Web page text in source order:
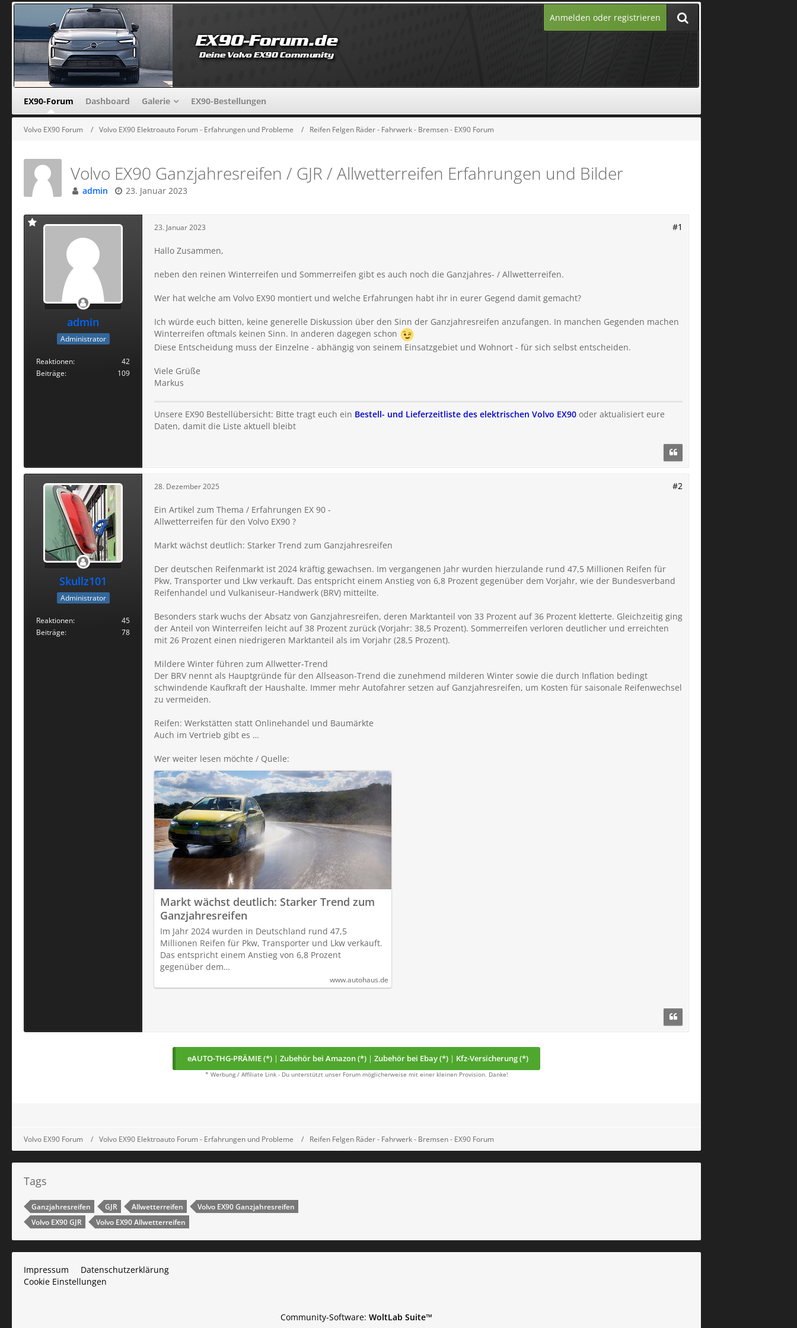
Anmelden oder registrieren
EX90-Forum Dashboard Galerie EX90-Bestellungen
Volvo EX90 Forum Volvo EX90 Elektroauto Forum - Erfahrungen und Probleme Reifen Felgen Räder - Fahrwerk - Bremsen - EX90 Forum
Volvo EX90 Ganzjahresreifen / GJR / Allwetterreifen Erfahrungen und Bilder
admin 23. Januar 2023
admin
Administrator
Reaktionen
42
Beiträge
109
23. Januar 2023 #1
Hallo Zusammen,
neben den reinen Winterreifen und Sommerreifen gibt es auch noch die Ganzjahres- / Allwetterreifen.
Wer hat welche am Volvo EX90 montiert und welche Erfahrungen habt ihr in eurer Gegend damit gemacht?
Ich würde euch bitten, keine generelle Diskussion über den Sinn der Ganzjahresreifen anzufangen. In manchen Gegenden machen
Winterreifen oftmals keinen Sinn. In anderen dagegen schon
Diese Entscheidung muss der Einzelne - abhängig von seinem Einsatzgebiet und Wohnort - für sich selbst entscheiden.
Viele Grüße
Markus
Unsere EX90 Bestellübersicht: Bitte tragt euch ein Bestell- und Lieferzeitliste des elektrischen Volvo EX90 oder aktualisiert eure
Daten, damit die Liste aktuell bleibt
Skullz101
Administrator
Reaktionen
45
Beiträge
78
28. Dezember 2025 #2
Ein Artikel zum Thema / Erfahrungen EX 90 -
Allwetterreifen für den Volvo EX90 ?
Markt wächst deutlich: Starker Trend zum Ganzjahresreifen
Der deutschen Reifenmarkt ist 2024 kräftig gewachsen. Im vergangenen Jahr wurden hierzulande rund 47,5 Millionen Reifen für
Pkw, Transporter und Lkw verkauft. Das entspricht einem Anstieg von 6,8 Prozent gegenüber dem Vorjahr, wie der Bundesverband
Reifenhandel und Vulkaniseur-Handwerk (BRV) mitteilte.
Besonders stark wuchs der Absatz von Ganzjahresreifen, deren Marktanteil von 33 Prozent auf 36 Prozent kletterte. Gleichzeitig ging
der Anteil von Winterreifen leicht auf 38 Prozent zurück (Vorjahr: 38,5 Prozent). Sommerreifen verloren deutlicher und erreichten
mit 26 Prozent einen niedrigeren Marktanteil als im Vorjahr (28,5 Prozent).
Mildere Winter führen zum Allwetter-Trend
Der BRV nennt als Hauptgründe für den Allseason-Trend die zunehmend milderen Winter sowie die durch Inflation bedingt
schwindende Kaufkraft der Haushalte. Immer mehr Autofahrer setzen auf Ganzjahresreifen, um Kosten für saisonale Reifenwechsel
zu vermeiden.
Reifen: Werkstätten statt Onlinehandel und Baumärkte
Auch im Vertrieb gibt es …
Wer weiter lesen möchte / Quelle:
Markt wächst deutlich: Starker Trend zum
Ganzjahresreifen
Im Jahr 2024 wurden in Deutschland rund 47,5
Millionen Reifen für Pkw, Transporter und Lkw verkauft.
Das entspricht einem Anstieg von 6,8 Prozent
gegenüber dem…
www.autohaus.de
eAUTO-THG-PRÄMIE (*) | Zubehör bei Amazon (*) | Zubehör bei Ebay (*) | Kfz-Versicherung (*)
* Werbung / Affiliate Link - Du unterstützt unser Forum möglicherweise mit einer kleinen Provision. Danke!
Volvo EX90 Forum Volvo EX90 Elektroauto Forum - Erfahrungen und Probleme Reifen Felgen Räder - Fahrwerk - Bremsen - EX90 Forum
Tags
Ganzjahresreifen GJR Allwetterreifen
Volvo EX90 Ganzjahresreifen
Volvo EX90 GJR
Volvo EX90 Allwetterreifen
Impressum
Datenschutzerklärung
Cookie Einstellungen
Community-Software: WoltLab Suite™